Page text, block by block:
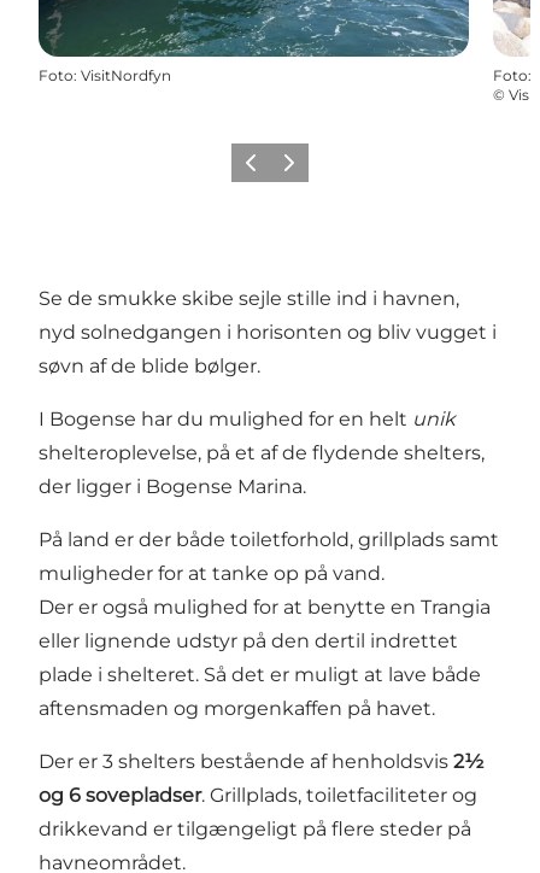
Foto: VisitNordfyn Foto:
©
ForrigeNæste
Se de smukke skibe sejle stille ind i havnen,
nyd solnedgangen i horisonten og bliv vugget i
søvn af de blide bølger.
I Bogense har du mulighed for en helt unik
shelteroplevelse, på et af de flydende shelters,
der ligger i Bogense Marina.
På land er der både toiletforhold, grillplads samt
muligheder for at tanke op på vand.
Der er også mulighed for at benytte en Trangia
eller lignende udstyr på den dertil indrettet
plade i shelteret. Så det er muligt at lave både
aftensmaden og morgenkaffen på havet.
Der er 3 shelters bestående af henholdsvis 2½
og 6 sovepladser. Grillplads, toiletfaciliteter og
drikkevand er tilgængeligt på flere steder på
havneområdet.